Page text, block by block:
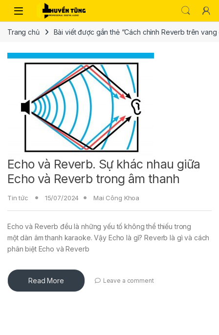
Trang chủ Bài viết được gắn thẻ “Cách chỉnh Reverb trên vang
Echo và Reverb. Sự khác nhau giữa
Echo và Reverb trong âm thanh
Tin tức 15/07/2024 Mai Công Khoa
Echo và Reverb đều là những yếu tố không thể thiếu trong
một dàn âm thanh karaoke. Vậy Echo là gì? Reverb là gì và cách
phân biệt Echo và Reverb
Read More Leave a comment